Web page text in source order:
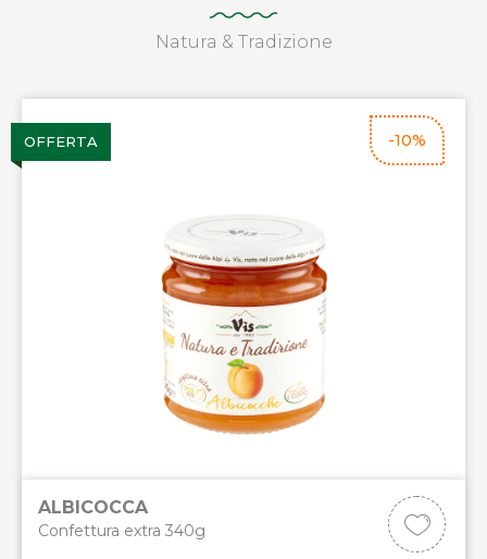
Natura & Tradizione
OFFERTA -10%
ALBICOCCA
Confettura extra 340g